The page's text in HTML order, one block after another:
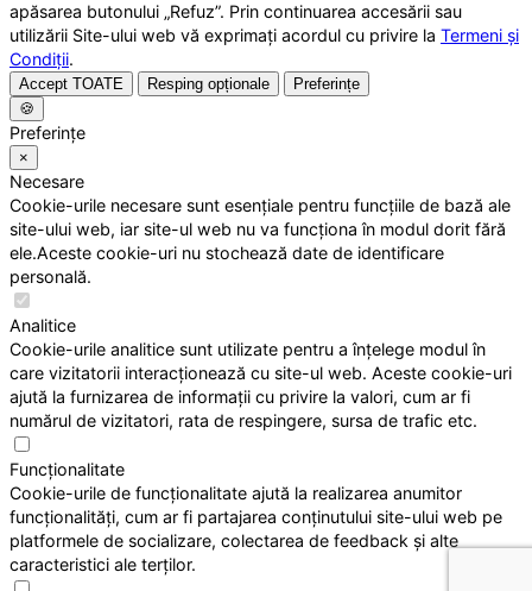
apăsarea butonului „Refuz”. Prin continuarea accesării sau
utilizării Site-ului web vă exprimați acordul cu privire la Termeni și
Condiții.
Accept TOATE Resping opționale
Preferințe
🍪
Preferințe
×
Necesare
Cookie-urile necesare sunt esențiale pentru funcțiile de bază ale
site-ului web, iar site-ul web nu va funcționa în modul dorit fără
ele.Aceste cookie-uri nu stochează date de identificare
personală.
Analitice
Cookie-urile analitice sunt utilizate pentru a înțelege modul în
care vizitatorii interacționează cu site-ul web. Aceste cookie-uri
ajută la furnizarea de informații cu privire la valori, cum ar fi
numărul de vizitatori, rata de respingere, sursa de trafic etc.
Funcționalitate
Cookie-urile de funcționalitate ajută la realizarea anumitor
funcționalități, cum ar fi partajarea conținutului site-ului web pe
platformele de socializare, colectarea de feedback și alte
caracteristici ale terților.